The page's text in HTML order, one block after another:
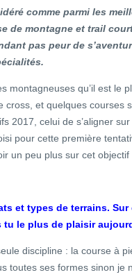
comme parmi les
de montagne et trail
pas peur de
montagneuses qu’il est le
et quelques courses
2017, celui de s’aligner
pour cette première
un peu plus sur cet objectif
et types de terrains.
le plus de plaisir
discipline : la course à
toutes ses formes sinon je